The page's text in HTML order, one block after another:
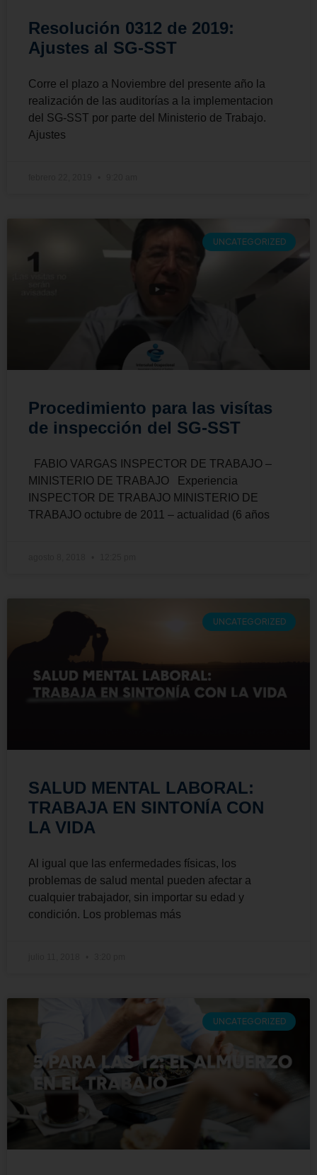
Resolución 0312 de 2019:
Ajustes al SG-SST
Corre el plazo a Noviembre del presente año la
realización de las auditorías a la implementacion
del SG-SST por parte del Ministerio de Trabajo.
Ajustes
UNCATEGORIZED
Procedimiento para las visítas
de inspección del SG-SST
FABIO VARGAS INSPECTOR DE TRABAJO –
MINISTERIO DE TRABAJO Experiencia
INSPECTOR DE TRABAJO MINISTERIO DE
TRABAJO octubre de 2011 – actualidad (6 años
UNCATEGORIZED
SALUD MENTAL LABORAL:
TRABAJA EN SINTONÍA CON
LA VIDA
Al igual que las enfermedades físicas, los
problemas de salud mental pueden afectar a
cualquier trabajador, sin importar su edad y
condición. Los problemas más
UNCATEGORIZED